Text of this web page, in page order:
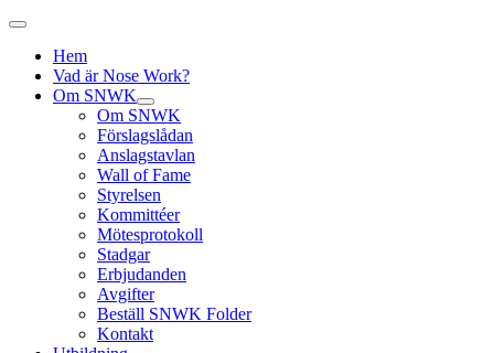
Hem
Vad är Nose Work?
Om SNWK
Om SNWK
Förslagslådan
Anslagstavlan
Wall of Fame
Styrelsen
Kommittéer
Mötesprotokoll
Stadgar
Erbjudanden
Avgifter
Beställ SNWK Folder
Kontakt